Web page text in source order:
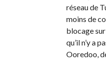
réseau de
moins de
blocage
qu’il n’y a
Ooredoo,